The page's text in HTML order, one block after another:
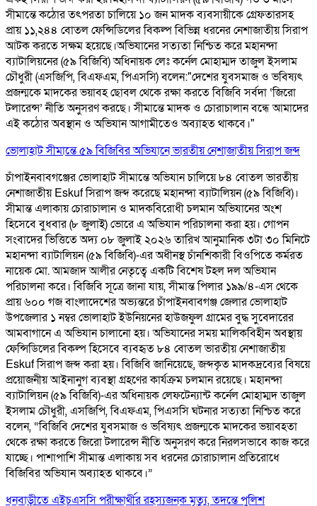
সীমান্তে কঠোর তৎপরতা চালিয়ে ১০ জন মাদক ব্যবসায়ীকে গ্রেফতারসহ
প্রায় ১১,২৪৪ বোতল ফেন্সিডিলের বিকল্প বিভিন্ন ধরনের নেশাজাতীয় সিরাপ
আটক করতে সক্ষম হয়েছে। ​ ​অভিযানের সত্যতা নিশ্চিত করে মহানন্দা
ব্যাটালিয়নের (৫৯ বিজিবি) অধিনায়ক লেঃ কর্নেল মোহাম্মদ তাজুল ইসলাম
চৌধুরী (এসজিপি, বিএফএম, পিএসসি) বলেন: ​"দেশের যুবসমাজ ও ভবিষ্যৎ
প্রজন্মকে মাদকের ভয়াবহ ছোবল থেকে রক্ষা করতে বিজিবি সর্বদা ‘জিরো
টলারেন্স’ নীতি অনুসরণ করছে। সীমান্তে মাদক ও চোরাচালান বন্ধে আমাদের
এই কঠোর অবস্থান ও অভিযান আগামীতেও অব্যাহত থাকবে।"
ভোলাহাট সীমান্তে ৫৯ বিজিবির অভিযানে ভারতীয় নেশাজাতীয় সিরাপ জব্দ
চাঁপাইনবাবগঞ্জের ভোলাহাট সীমান্তে অভিযান চালিয়ে ৮৪ বোতল ভারতীয়
নেশাজাতীয় Eskuf সিরাপ জব্দ করেছে মহানন্দা ব্যাটালিয়ন (৫৯ বিজিবি)।
সীমান্ত এলাকায় চোরাচালান ও মাদকবিরোধী চলমান অভিযানের অংশ
হিসেবে বুধবার (৮ জুলাই) ভোরে এ অভিযান পরিচালনা করা হয়। গোপন
সংবাদের ভিত্তিতে অদ্য ০৮ জুলাই ২০২৬ তারিখ আনুমানিক ৩টা ৩০ মিনিটে
মহানন্দা ব্যাটালিয়ন (৫৯ বিজিবি)-এর অধীনস্থ চাঁনশিকারী বিওপিতে কর্মরত
নায়েক মো. আমজাদ আলীর নেতৃত্বে একটি বিশেষ টহল দল অভিযান
পরিচালনা করে। বিজিবি সূত্রে জানা যায়, সীমান্ত পিলার ১৯৯/৪-এস থেকে
প্রায় ৬০০ গজ বাংলাদেশের অভ্যন্তরে চাঁপাইনবাবগঞ্জ জেলার ভোলাহাট
উপজেলার ১ নম্বর ভোলাহাট ইউনিয়নের হাউজফুল গ্রামের বুদ্ধ সুবেদারের
আমবাগানে এ অভিযান চালানো হয়। অভিযানের সময় মালিকবিহীন অবস্থায়
ফেন্সিডিলের বিকল্প হিসেবে ব্যবহৃত ৮৪ বোতল ভারতীয় নেশাজাতীয়
Eskuf সিরাপ জব্দ করা হয়। বিজিবি জানিয়েছে, জব্দকৃত মাদকদ্রব্যের বিষয়ে
প্রয়োজনীয় আইনানুগ ব্যবস্থা গ্রহণের কার্যক্রম চলমান রয়েছে। মহানন্দা
ব্যাটালিয়ন (৫৯ বিজিবি)-এর অধিনায়ক লেফটেন্যান্ট কর্নেল মোহাম্মদ তাজুল
ইসলাম চৌধুরী, এসজিপি, বিএফএম, পিএসসি ঘটনার সত্যতা নিশ্চিত করে
বলেন, “বিজিবি দেশের যুবসমাজ ও ভবিষ্যৎ প্রজন্মকে মাদকের ভয়াবহতা
থেকে রক্ষা করতে জিরো টলারেন্স নীতি অনুসরণ করে নিরলসভাবে কাজ করে
যাচ্ছে। পাশাপাশি সীমান্ত এলাকায় সব ধরনের চোরাচালান প্রতিরোধে
বিজিবির অভিযান অব্যাহত থাকবে।”
ধনবাড়ীতে এইচএসসি পরীক্ষার্থীর রহস্যজনক মৃত্যু, তদন্তে পুলিশ